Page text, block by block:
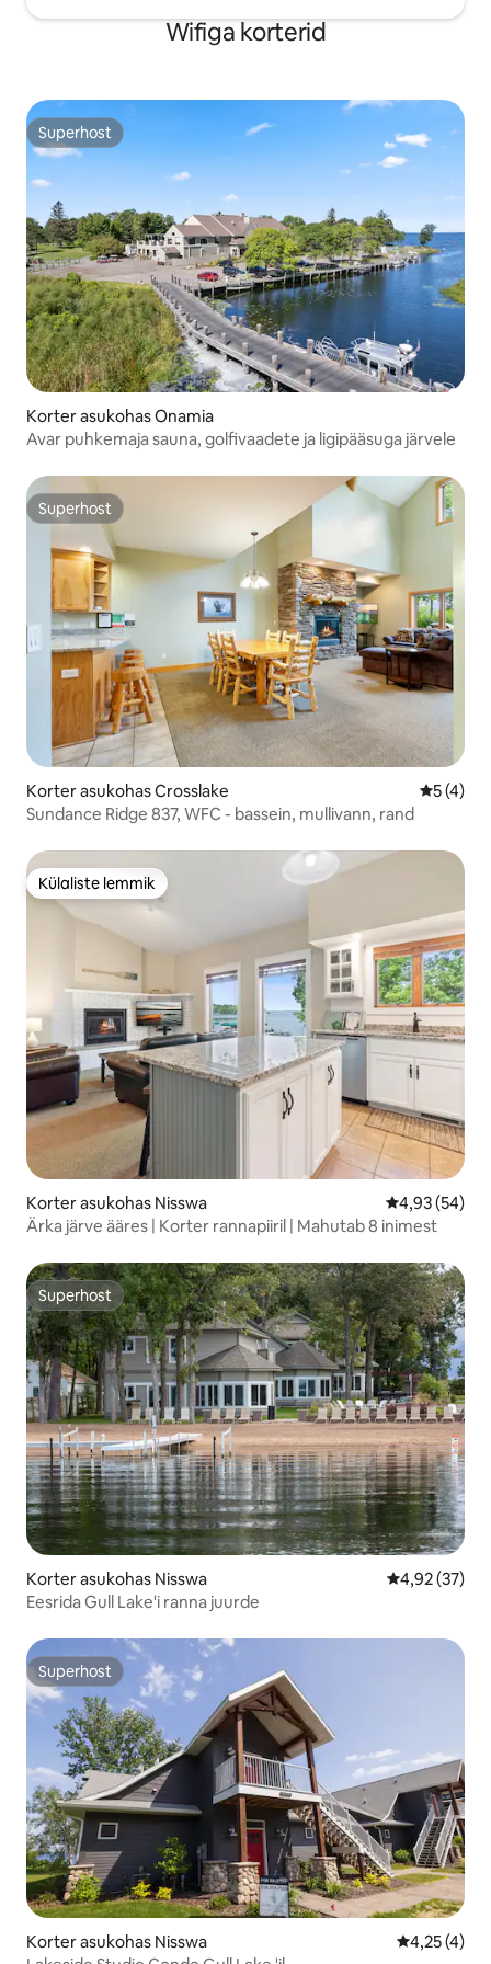
Wifiga korterid
Superhost
Superhost
Korter asukohas Onamia
Avar puhkemaja sauna, golfivaadete ja ligipääsuga järvele
Superhost
Superhost
Korter asukohas Crosslake
5 (4)
Sundance Ridge 837, WFC - bassein, mullivann, rand
Külaliste lemmik
Külaliste lemmik
Korter asukohas Nisswa Keskmine
4,93 (54)
Ärka järve ääres | Korter rannapiiril | Mahutab 8 inimest
Superhost
Superhost
Korter asukohas Nisswa Keskmine
4,92 (37)
Eesrida Gull Lake'i ranna juurde
Superhost
Superhost
Korter asukohas Nisswa Keskmine
4,25 (4)